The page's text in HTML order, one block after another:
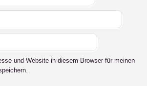
und Website in diesem Browser für meinen